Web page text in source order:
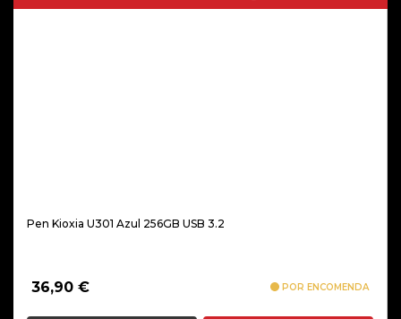
Pen Kioxia U301 Azul 256GB USB 3.2
36,90 € POR ENCOMENDA